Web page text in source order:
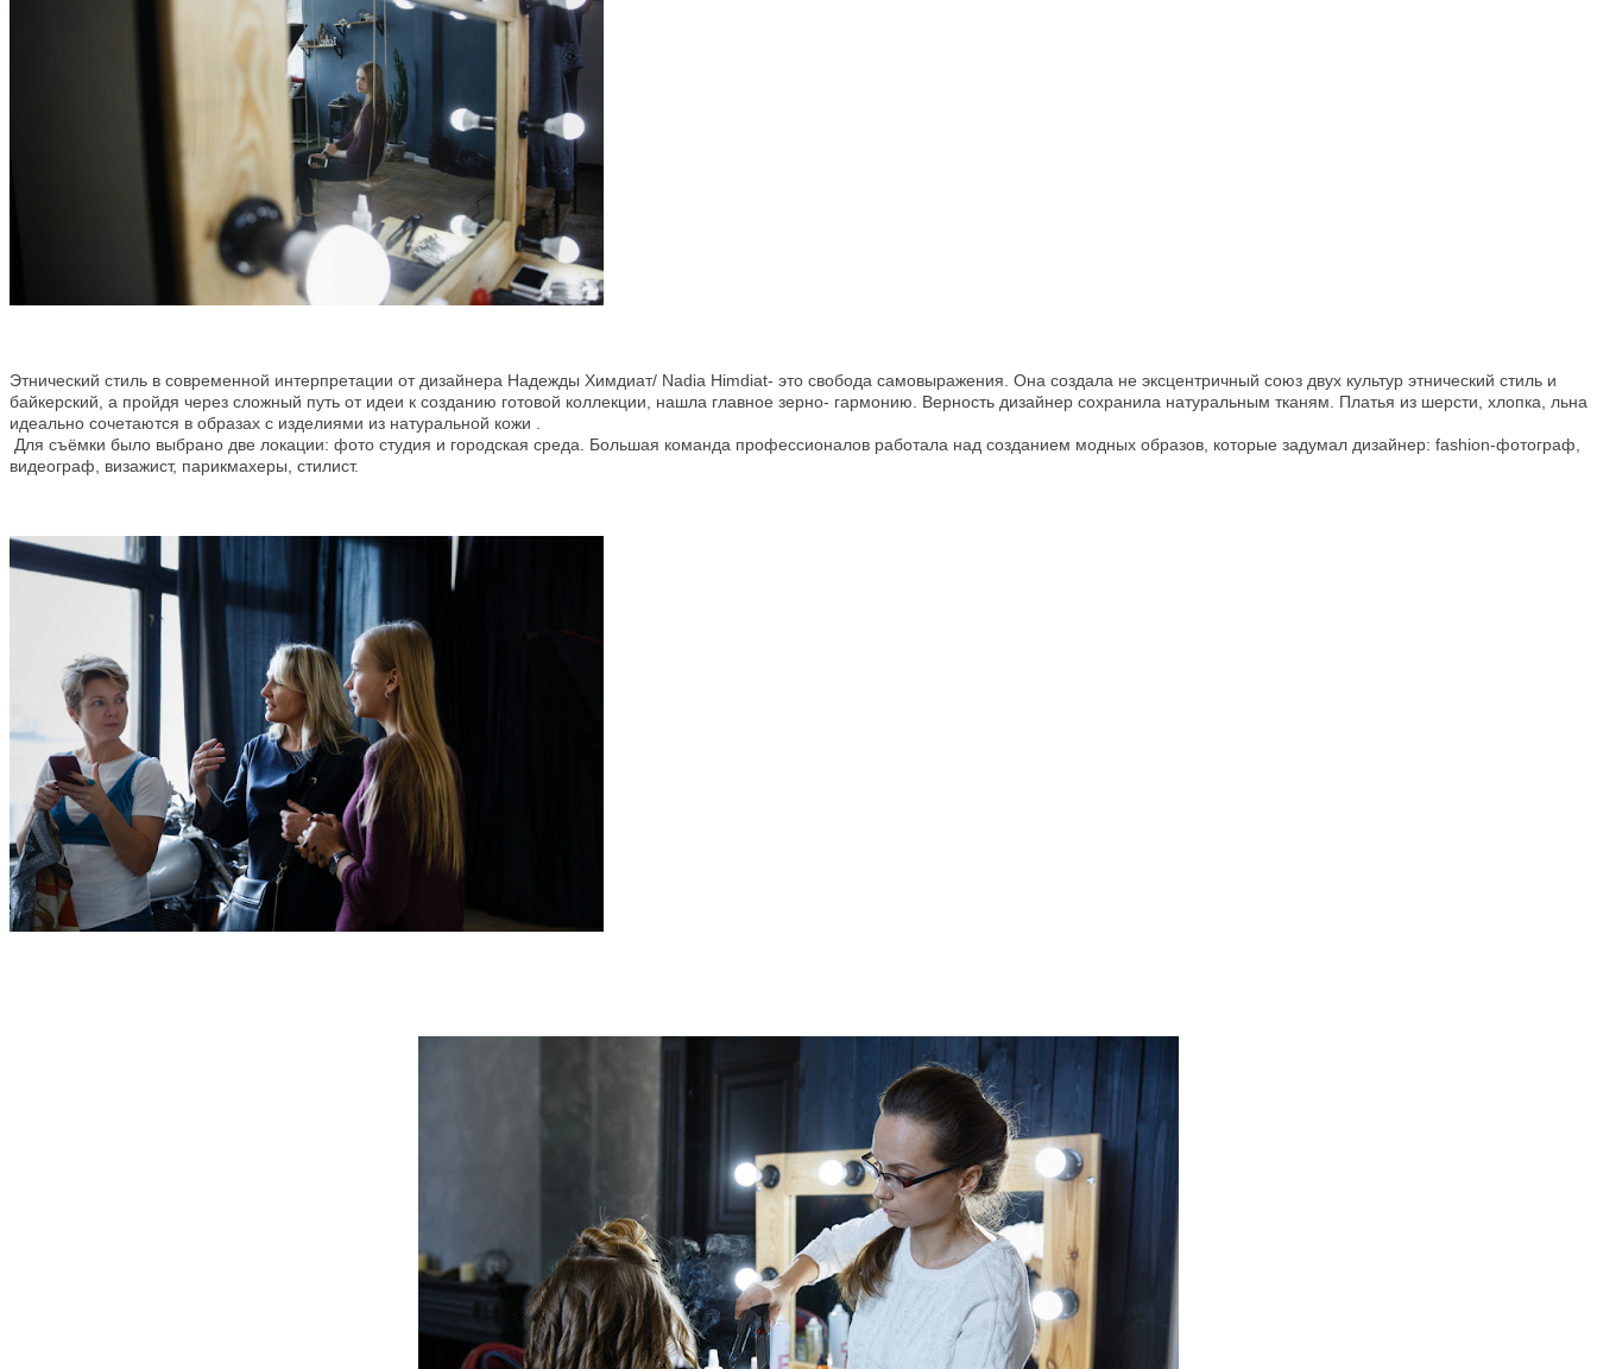
Этнический стиль в современной интерпретации от дизайнера Надежды Химдиат/ Nadia Himdiat- это свобода самовыражения. Она создала не эксцентричный союз двух культур этнический стиль и
байкерский, а пройдя через сложный путь от идеи к созданию готовой коллекции, нашла главное зерно- гармонию. Верность дизайнер сохранила натуральным тканям. Платья из шерсти, хлопка, льна
идеально сочетаются в образах с изделиями из натуральной кожи .
Для съёмки было выбрано две локации: фото студия и городская среда. Большая команда профессионалов работала над созданием модных образов, которые задумал дизайнер: fashion-фотограф,
видеограф, визажист, парикмахеры, стилист.